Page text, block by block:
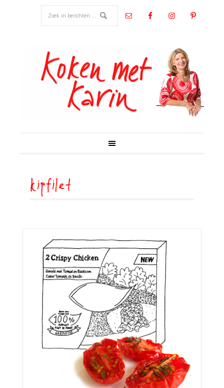
kipfilet